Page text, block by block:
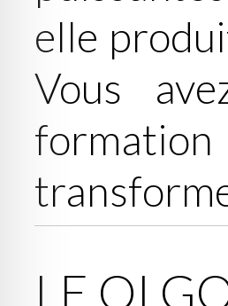
elle
Vous
formation
LE QI